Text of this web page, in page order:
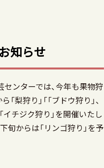
知らせ
ンターでは、今年も果物狩
梨狩り」「「ブドウ狩り」、
イチジク狩り」を開催いたし
旬からは「リンゴ狩り」を予